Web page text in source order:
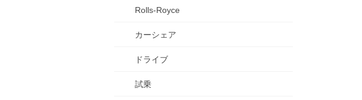
Rolls-Royce
カーシェア
ドライブ
試乗